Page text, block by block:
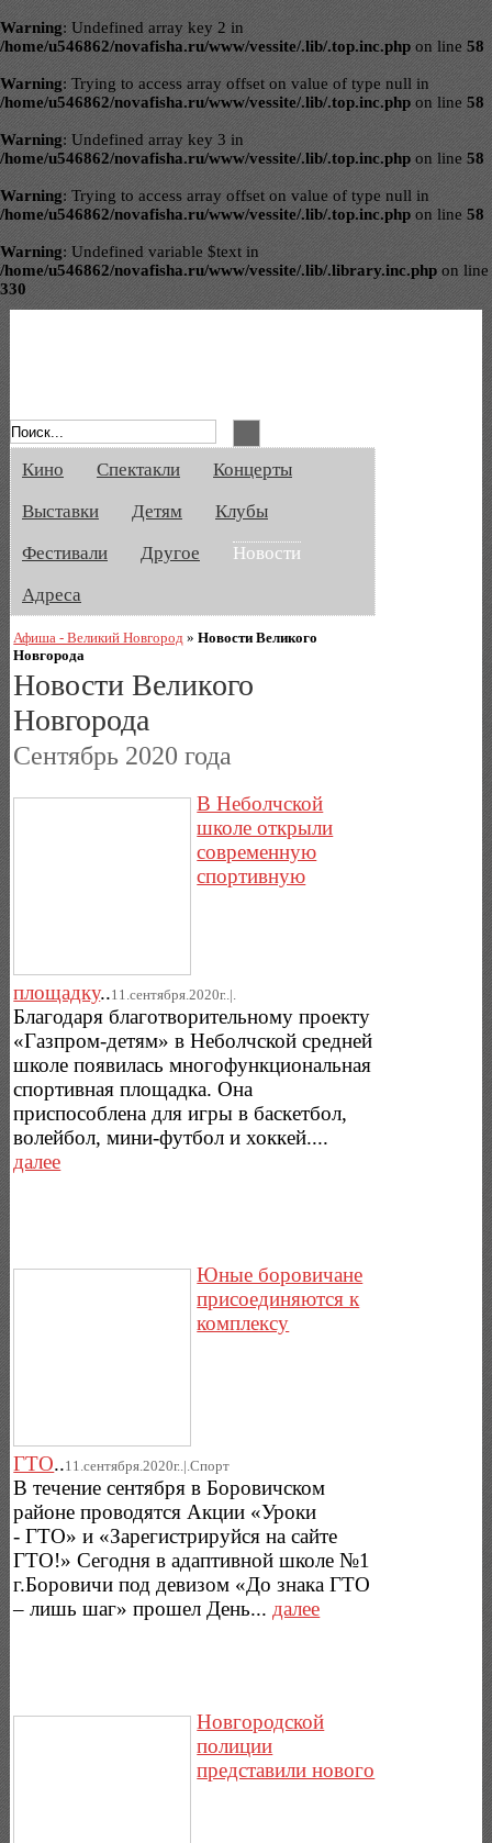
Warning: Undefined array key 2 in
/home/u546862/novafisha.ru/www/vessite/.lib/.top.inc.php on line 58
Warning: Trying to access array offset on value of type null in
/home/u546862/novafisha.ru/www/vessite/.lib/.top.inc.php on line 58
Warning: Undefined array key 3 in
/home/u546862/novafisha.ru/www/vessite/.lib/.top.inc.php on line 58
Warning: Trying to access array offset on value of type null in
/home/u546862/novafisha.ru/www/vessite/.lib/.top.inc.php on line 58
Warning: Undefined variable $text in
/home/u546862/novafisha.ru/www/vessite/.lib/.library.inc.php on line
330
Кино Спектакли
Концерты
Выставки
Детям
Клубы
Фестивали
Другое
Новости
Адреса
Афиша - Великий Новгород »Новости Великого
Новгорода
Новости Великого
Новгорода
Сентябрь 2020 года
В Неболчской
школе открыли
современную
спортивную
площадку..11.сентября.2020г..|.
Благодаря благотворительному проекту
«Газпром-детям» в Неболчской средней
школе появилась многофункциональная
спортивная площадка. Она
приспособлена для игры в баскетбол,
волейбол, мини-футбол и хоккей....
далее
Юные боровичане
присоединяются к
комплексу
ГТО..11.сентября.2020г..|.Спорт
В течение сентября в Боровичском
районе проводятся Акции «Уроки
- ГТО» и «Зарегистрируйся на сайте
ГТО!» Сегодня в адаптивной школе №1
г.Боровичи под девизом «До знака ГТО
– лишь шаг» прошел День... далее
Новгородской
полиции
представили нового